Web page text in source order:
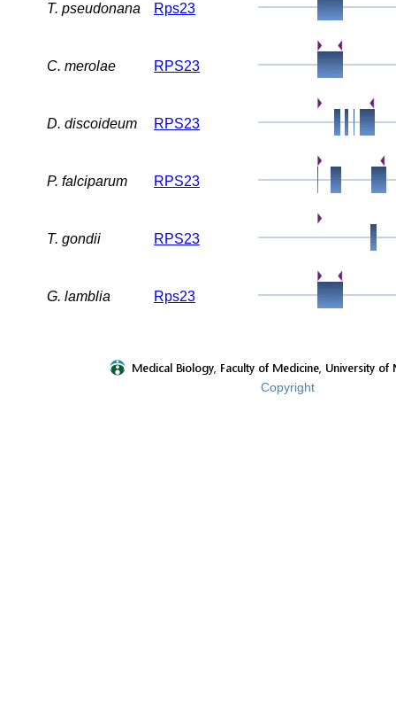
T. pseudonana Rps23
C. merolae RPS23
D. discoideum RPS23
P. falciparum RPS23
T. gondii RPS23
G. lamblia Rps23
Copyright